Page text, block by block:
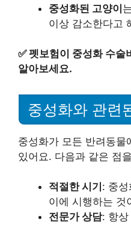
중성화된 고양이
이상 감소한다고
✅펫보험이 중성화 수술
알아보세요.
중성화와 관련
중성화가 모든 반려동물
있어요. 다음과 같은 점
적절한 시기 : 중
이에 시행하는 것
전문가 상담: 항상